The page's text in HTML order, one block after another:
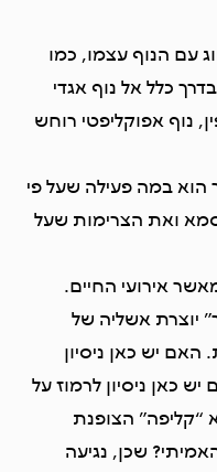
עם הנוף עצמו, כמו
כלל אל נוף אגדי
נוף אפוקליפטי רוחש
הוא במה פעילה שעל פי
ואת הצרימות שעל
אירועי החיים.
יוצרת אשליה של
האם יש כאן ניסיון
כאן ניסיון לרמוז על
“קליפה” הצופנת
שכן, נגיעה